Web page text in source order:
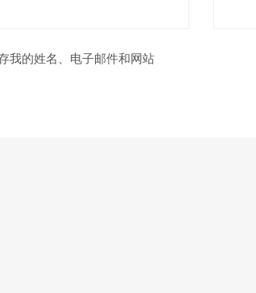
我的姓名、电子邮件和网站